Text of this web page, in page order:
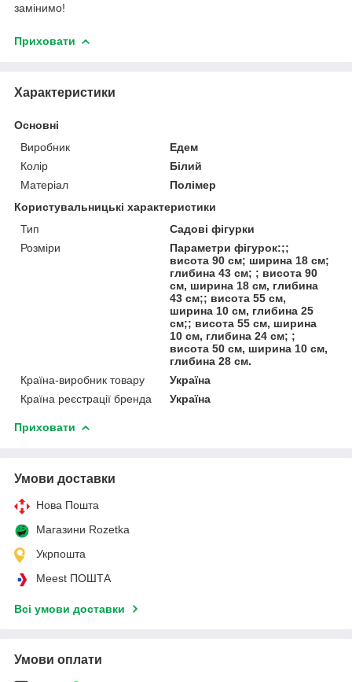
замінимо!
Приховати
Характеристики
Основні
Виробник
Едем
Колір
Білий
Матеріал
Полімер
Користувальницькі характеристики
Тип
Садові фігурки
Розміри
Параметри фігурок:;;
висота 90 см; ширина 18 см;
глибина 43 см; ; висота 90
см, ширина 18 см, глибина
43 см;; висота 55 см,
ширина 10 см, глибина 25
см;; висота 55 см, ширина
10 см, глибина 24 см; ;
висота 50 см, ширина 10 см,
глибина 28 см.
Країна-виробник товару
Україна
Країна реєстрації бренда
Україна
Приховати
Умови доставки
Нова Пошта
Магазини Rozetka
Укрпошта
Meest ПОШТА
Всі умови доставки
Умови оплати